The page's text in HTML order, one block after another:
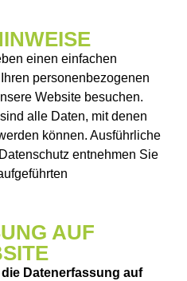
einen einfachen
personenbezogenen
Website besuchen.
alle Daten, mit denen
können. Ausführliche
entnehmen Sie
AUF
Datenerfassung auf